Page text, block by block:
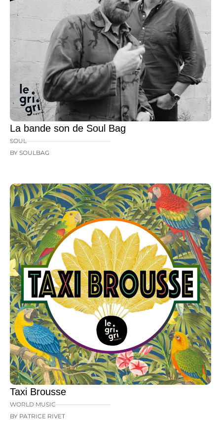
La bande son de Soul Bag
SOUL
BY SOULBAG
Taxi Brousse
WORLD MUSIC
BY PATRICE RIVET